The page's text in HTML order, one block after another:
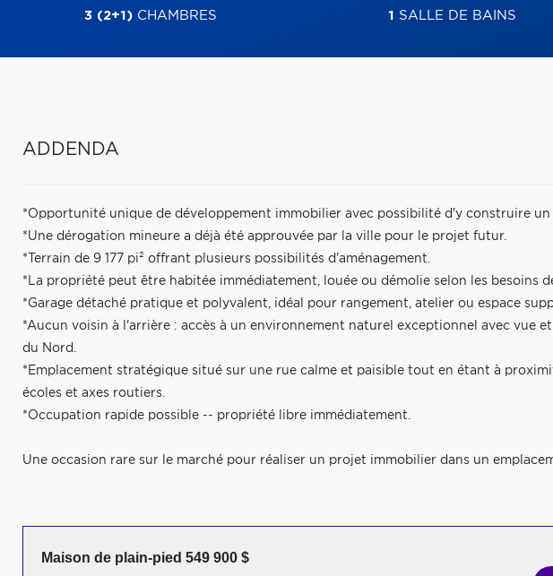
3 (2+1) CHAMBRES 1 SALLE DE BAINS
ADDENDA
*Opportunité unique de développement immobilier avec possibilité d'y construire
*Une dérogation mineure a déjà été approuvée par la ville pour le projet futur.
*Terrain de 9 177 pi² offrant plusieurs possibilités d'aménagement.
*La propriété peut être habitée immédiatement, louée ou démolie selon les besoins
*Garage détaché pratique et polyvalent, idéal pour rangement, atelier ou espace
*Aucun voisin à l'arrière : accès à un environnement naturel exceptionnel avec vue
du Nord.
*Emplacement stratégique situé sur une rue calme et paisible tout en étant à
écoles et axes routiers.
*Occupation rapide possible -- propriété libre immédiatement.
Une occasion rare sur le marché pour réaliser un projet immobilier dans un
Maison de plain-pied 549 900 $